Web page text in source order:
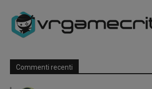
Commenti recenti